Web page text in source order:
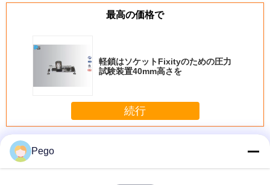
最高の価格で
軽鎖はソケットFixityのための圧力
試験装置40mm高さを
続行
多く電気安全試験装置
Pego